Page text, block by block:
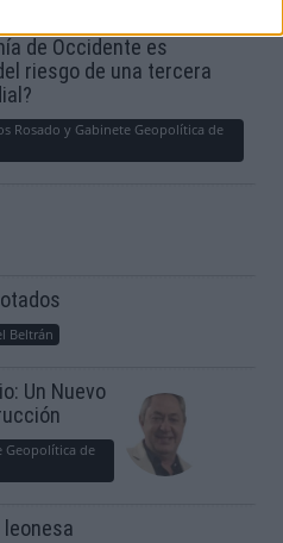
de Occidente es
riesgo de una tercera
Rosado y Gabinete Geopolítica de
Beltrán
Un Nuevo
Geopolítica de